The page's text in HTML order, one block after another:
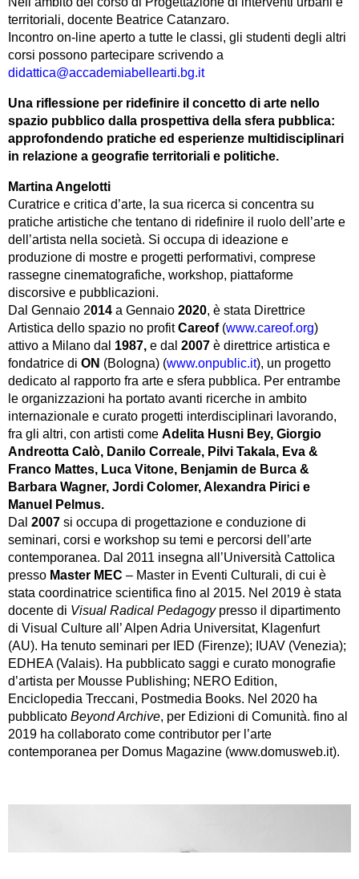
territoriali, docente Beatrice Catanzaro.
Incontro on-line aperto a tutte le classi, gli studenti degli altri
corsi possono partecipare scrivendo a
didattica@accademiabellearti.bg.it
Una riflessione per ridefinire il concetto di arte nello
spazio pubblico dalla prospettiva della sfera pubblica:
approfondendo pratiche ed esperienze multidisciplinari
in relazione a geografie territoriali e politiche.
Martina Angelotti
Curatrice e critica d’arte, la sua ricerca si concentra su
pratiche artistiche che tentano di ridefinire il ruolo dell’arte e
dell’artista nella società. Si occupa di ideazione e
produzione di mostre e progetti performativi, comprese
rassegne cinematografiche, workshop, piattaforme
discorsive e pubblicazioni.
Dal Gennaio 2014 a Gennaio 2020, è stata Direttrice
Artistica dello spazio no profitCareof (www.careof.org)
attivo a Milano dal 1987, e dal 2007 è direttrice artistica e
fondatrice di ON (Bologna) (www.onpublic.it), un progetto
dedicato al rapporto fra arte e sfera pubblica. Per entrambe
le organizzazioni ha portato avanti ricerche in ambito
internazionale e curato progetti interdisciplinari lavorando,
fra gli altri, con artisti come Adelita Husni Bey, Giorgio
Andreotta Calò, Danilo Correale, Pilvi Takala, Eva &
Franco Mattes, Luca Vitone, Benjamin de Burca &
Barbara Wagner, Jordi Colomer, Alexandra Pirici e
Manuel Pelmus.
Dal 2007 si occupa di progettazione e conduzione di
seminari, corsi e workshop su temi e percorsi dell’arte
contemporanea. Dal 2011 insegna all’Università Cattolica
presso Master MEC – Master in Eventi Culturali, di cui è
stata coordinatrice scientifica fino al 2015. Nel 2019 è stata
docente di Visual Radical Pedagogypresso il dipartimento
di Visual Culture all’ Alpen Adria Universitat, Klagenfurt
(AU). Ha tenuto seminari per IED (Firenze); IUAV (Venezia);
EDHEA (Valais). Ha pubblicato saggi e curato monografie
d’artista per Mousse Publishing; NERO Edition,
Enciclopedia Treccani, Postmedia Books. Nel 2020 ha
pubblicato Beyond Archive, per Edizioni di Comunità. fino al
2019 ha collaborato come contributor per l’arte
contemporanea per Domus Magazine (www.domusweb.it).